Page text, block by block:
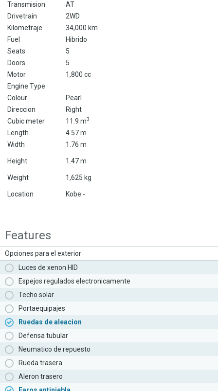
Transmision
AT
Drivetrain
2WD
Kilometraje
34,000 km
Fuel
Hibrido
Seats
5
Doors
5
Motor
1,800 cc
Engine Type
Colour
Pearl
Direccion
Right
Cubic meter
11.9 m3
Length
4.57 m
Width
1.76 m
Height 1.47 m
Weight 1,625 kg
Location Kobe -
Features
Opciones para el exterior
Luces de xenon HID
Espejos regulados electronicamente
Techo solar
Portaequipajes
Ruedas de aleacion
Defensa tubular
Neumatico de repuesto
Rueda trasera
Aleron trasero